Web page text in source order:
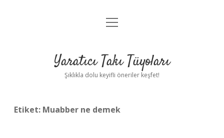
Anasayfa
Yasal Uyarı
menüyü
Yaratıcı Takı Tüyoları
Şıklıkla dolu keyifli öneriler keşfet!
Etiket: Muabber ne demek